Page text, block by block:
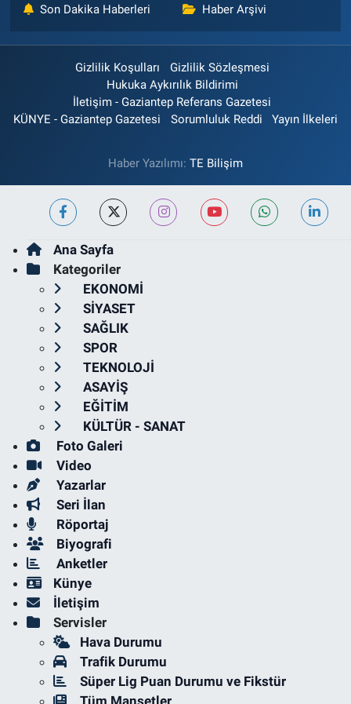
Son Dakika Haberleri Haber Arşivi
Gizlilik Koşulları
Gizlilik Sözleşmesi
Hukuka Aykırılık Bildirimi
İletişim - Gaziantep Referans Gazetesi
KÜNYE - Gaziantep Gazetesi
Sorumluluk Reddi Yayın İlkeleri
Haber Yazılımı: TE Bilişim
Ana Sayfa
Kategoriler
EKONOMİ
SİYASET
SAĞLIK
SPOR
TEKNOLOJİ
ASAYİŞ
EĞİTİM
KÜLTÜR - SANAT
Foto Galeri
Video
Yazarlar
Seri İlan
Röportaj
Biyografi
Anketler
Künye
İletişim
Servisler
Hava Durumu
Trafik Durumu
Süper Lig Puan Durumu ve Fikstür
Tüm Manşetler